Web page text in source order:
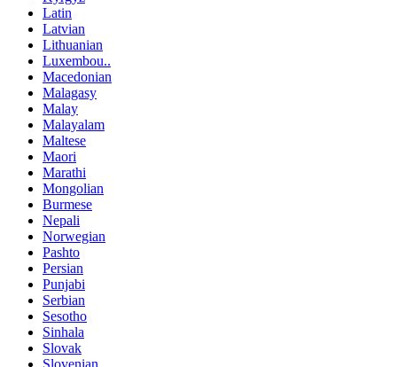
Latin
Latvian
Lithuanian
Luxembou..
Macedonian
Malagasy
Malay
Malayalam
Maltese
Maori
Marathi
Mongolian
Burmese
Nepali
Norwegian
Pashto
Persian
Punjabi
Serbian
Sesotho
Sinhala
Slovak
Slovenian